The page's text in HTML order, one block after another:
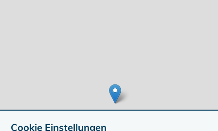
Cookie Einstellungen